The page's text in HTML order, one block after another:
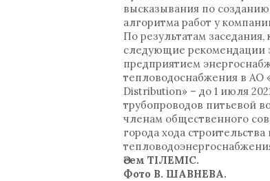
высказывания по
алгоритма работ у
По результатам
следующие рекомендации
предприятием
тепловодоснабжения в АО
Distribution» – до 1 июля
трубопроводов питьевой
членам общественного
города хода
Әсем ТІЛЕМІС.
Фото В. ШАВНЕВА.